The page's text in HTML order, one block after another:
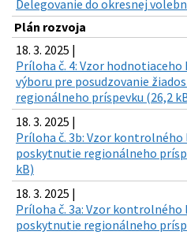
Delegovanie do okresnej
Plán rozvoja
18. 3. 2025 |
Príloha č. 4: Vzor
výboru pre posudzovanie
regionálneho príspevku (26,2
18. 3. 2025 |
Príloha č. 3b: Vzor
poskytnutie regionálneho
kB)
18. 3. 2025 |
Príloha č. 3a: Vzor
poskytnutie regionálneho